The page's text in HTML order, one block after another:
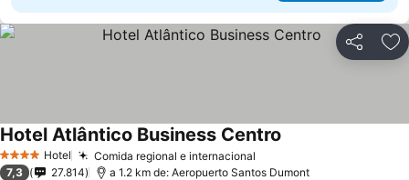
Compartir
4 EstrellasHotel Comida regional e internacional
Hotel Atlântico Business Centro
7,3 27.814 a 1.2 km de: Aeropuerto Santos Dumont